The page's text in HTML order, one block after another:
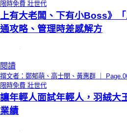
限時免費 壯世代
上有大老闆、下有小Boss》
通攻略、管理時差感解方
閱讀
撰文者：鄭郁萌、高士閔、黃惠群 ｜
限時免費 壯世代
讓年輕人面試年輕人，羽絨大
業績